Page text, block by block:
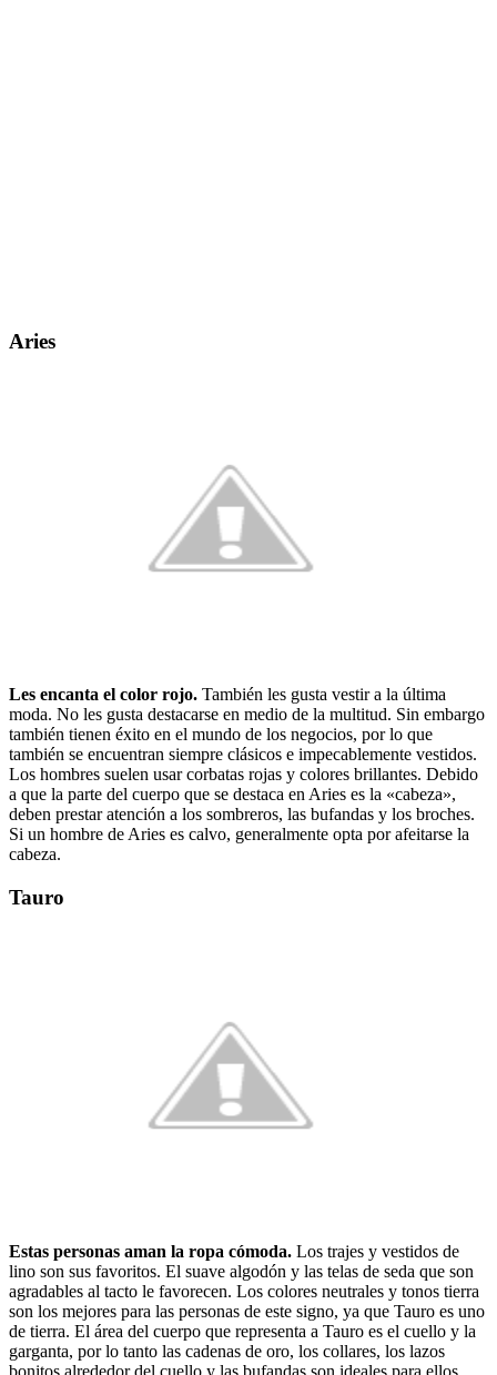
Aries
Les encanta el color rojo. También les gusta vestir a la última
moda. No les gusta destacarse en medio de la multitud. Sin embargo
también tienen éxito en el mundo de los negocios, por lo que
también se encuentran siempre clásicos e impecablemente vestidos.
Los hombres suelen usar corbatas rojas y colores brillantes. Debido
a que la parte del cuerpo que se destaca en Aries es la «cabeza»,
deben prestar atención a los sombreros, las bufandas y los broches.
Si un hombre de Aries es calvo, generalmente opta por afeitarse la
cabeza.
Tauro
Estas personas aman la ropa cómoda. Los trajes y vestidos de
lino son sus favoritos. El suave algodón y las telas de seda que son
agradables al tacto le favorecen. Los colores neutrales y tonos tierra
son los mejores para las personas de este signo, ya que Tauro es uno
de tierra. El área del cuerpo que representa a Tauro es el cuello y la
garganta, por lo tanto las cadenas de oro, los collares, los lazos
bonitos alrededor del cuello y las bufandas son ideales para ellos.